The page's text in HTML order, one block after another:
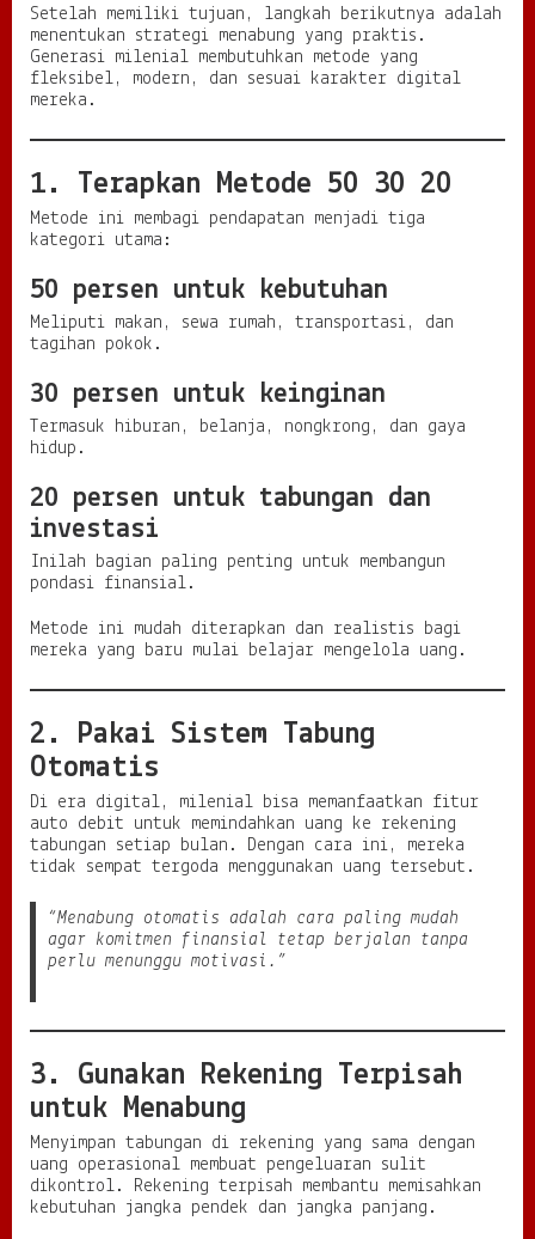
Setelah memiliki tujuan, langkah berikutnya adalah
menentukan strategi menabung yang praktis.
Generasi milenial membutuhkan metode yang
fleksibel, modern, dan sesuai karakter digital
mereka.
1. Terapkan Metode 50 30 20
Metode ini membagi pendapatan menjadi tiga
kategori utama:
50 persen untuk kebutuhan
Meliputi makan, sewa rumah, transportasi, dan
tagihan pokok.
30 persen untuk keinginan
Termasuk hiburan, belanja, nongkrong, dan gaya
hidup.
20 persen untuk tabungan dan
investasi
Inilah bagian paling penting untuk membangun
pondasi finansial.
Metode ini mudah diterapkan dan realistis bagi
mereka yang baru mulai belajar mengelola uang.
2. Pakai Sistem Tabung
Otomatis
Di era digital, milenial bisa memanfaatkan fitur
auto debit untuk memindahkan uang ke rekening
tabungan setiap bulan. Dengan cara ini, mereka
tidak sempat tergoda menggunakan uang tersebut.
“Menabung otomatis adalah cara paling mudah
agar komitmen finansial tetap berjalan tanpa
perlu menunggu motivasi.”
3. Gunakan Rekening Terpisah
untuk Menabung
Menyimpan tabungan di rekening yang sama dengan
uang operasional membuat pengeluaran sulit
dikontrol. Rekening terpisah membantu memisahkan
kebutuhan jangka pendek dan jangka panjang.